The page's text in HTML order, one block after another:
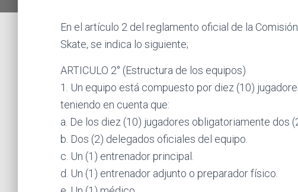
En el artículo 2 del reglamento oficial de la
Skate, se indica lo siguiente;
ARTICULO 2° (Estructura de los equipos)
1. Un equipo está compuesto por diez (10)
teniendo en cuenta que:
a. De los diez (10) jugadores obligatoriamente dos
b. Dos (2) delegados oficiales del equipo.
c. Un (1) entrenador principal.
d. Un (1) entrenador adjunto o preparador físico.